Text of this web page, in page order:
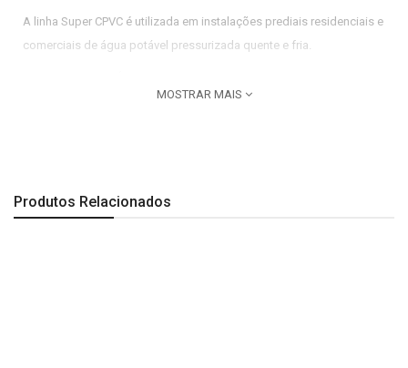
A linha Super CPVC é utilizada em instalações prediais residenciais e
comerciais de água potável pressurizada quente e fria.
Facilidade para instalação e manutenção
MOSTRAR MAIS
Produtos Relacionados